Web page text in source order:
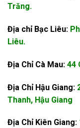
Trăng.
Địa chỉ Bạc Liêu:
Liêu.
Địa Chỉ Cà Mau: 44
Địa Chỉ Hậu Giang:
Thanh, Hậu Giang
Địa Chỉ Kiên Giang: